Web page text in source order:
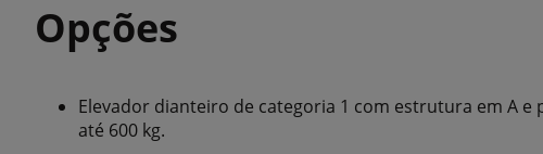
Opções
Elevador dianteiro de categoria 1 com estrutura em A e
até 600 kg.